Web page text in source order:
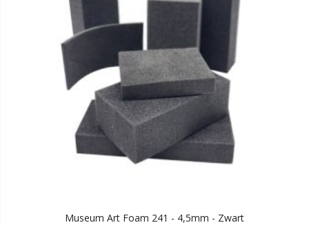
Museum Art Foam 241 - 4,5mm - Zwart